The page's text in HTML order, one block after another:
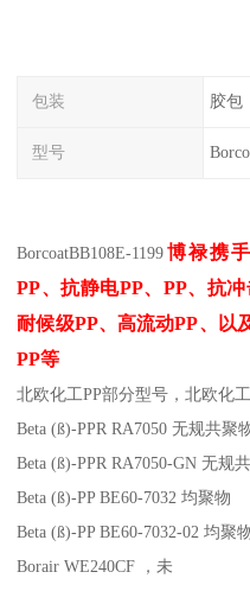
包装 胶包
型号
BorcoatBB108E-1199 博禄携
PP、抗静电PP、 PP、抗冲
耐候级PP、高流动PP、以
PP等
北欧化工PP部分型号，北欧化工
Beta (ß)-PPR RA7050 无规共聚
Beta (ß)-PPR RA7050-GN 无规
Beta (ß)-PP BE60-7032 均聚物
Beta (ß)-PP BE60-7032-02 均聚
Borair WE240CF
，未